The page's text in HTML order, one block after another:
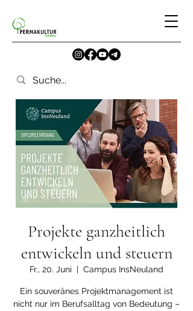
Projekte ganzheitlich
entwickeln und steuern
Fr., 20. Juni
  |
Campus InsNeuland
Ein souveränes Projektmanagement ist
nicht nur im Berufsalltag von Bedeutung –